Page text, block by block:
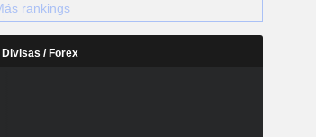
rankings
Divisas / Forex